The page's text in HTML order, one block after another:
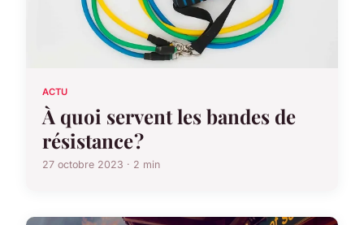
ACTU
À quoi servent les bandes de
résistance ?
27 octobre 2023 · 2 min